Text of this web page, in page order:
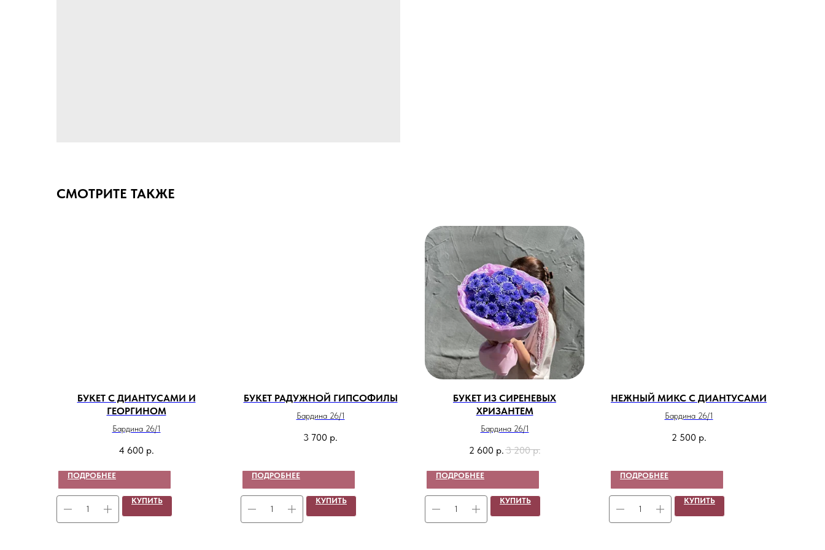
СМОТРИТЕ ТАКЖЕ
БУКЕТ С ДИАНТУСАМИ И
ГЕОРГИНОМ
Бардина 26/1
4 600 р.
ПОДРОБНЕЕ
КУПИТЬ
БУКЕТ РАДУЖНОЙ ГИПСОФИЛЫ
Бардина 26/1
3 700 р.
ПОДРОБНЕЕ
КУПИТЬ
БУКЕТ ИЗ СИРЕНЕВЫХ
ХРИЗАНТЕМ
Бардина 26/1
2 600 р.3 200 р.
ПОДРОБНЕЕ
КУПИТЬ
НЕЖНЫЙ МИКС С ДИАНТУСАМИ
Бардина 26/1
2 500 р.
ПОДРОБНЕЕ
КУПИТЬ